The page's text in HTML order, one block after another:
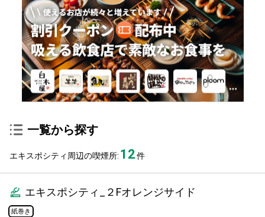
一覧から探す
エキスポシティ周辺の喫煙所: 12件
エキスポシティ_２Fオレンジサイド
紙巻き